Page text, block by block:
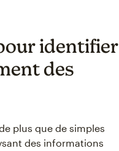
identifier
des
plus que de simples
des informations